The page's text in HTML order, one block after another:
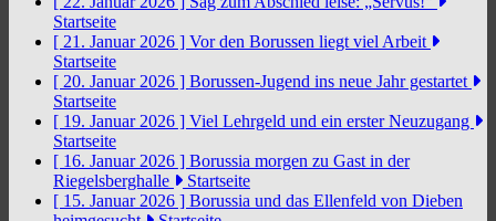
Startseite
[ 21. Januar 2026 ] Vor den Borussen liegt viel Arbeit
Startseite
[ 20. Januar 2026 ] Borussen-Jugend ins neue Jahr gestartet
Startseite
[ 19. Januar 2026 ] Viel Lehrgeld und ein erster Neuzugang
Startseite
[ 16. Januar 2026 ] Borussia morgen zu Gast in der
Riegelsberghalle
Startseite
[ 15. Januar 2026 ] Borussia und das Ellenfeld von Dieben